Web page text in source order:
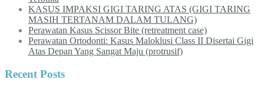
KASUS IMPAKSI GIGI TARING ATAS (GIGI TARING
MASIH TERTANAM DALAM TULANG)
Perawatan Kasus Scissor Bite (retreatment case)
Perawatan Ortodonti: Kasus Maloklusi Class II Disertai Gigi
Atas Depan Yang Sangat Maju (protrusif)
Recent Posts